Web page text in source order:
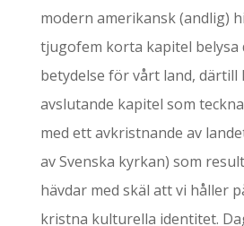
modern amerikansk (andlig)
tjugofem korta kapitel belysa
betydelse för vårt land, därtill
avslutande kapitel som
med ett avkristnande av
av Svenska kyrkan) som
hävdar med skäl att vi håller
kristna kulturella identitet.